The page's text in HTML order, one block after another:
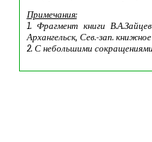
Примечания:
1.Фрагмент книги
Архангельск, Сев.-зап. книжное
2. С небольшими